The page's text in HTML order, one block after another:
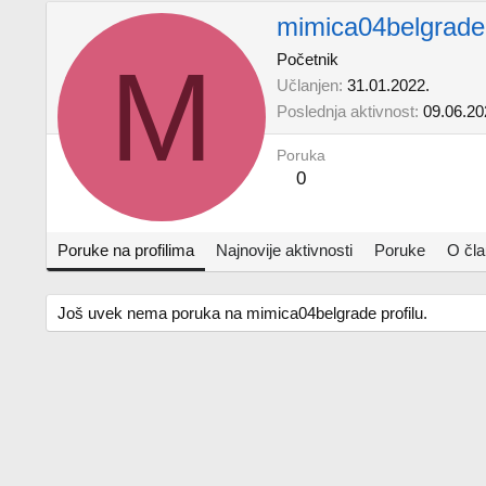
M
mimica04belgrade
Početnik
Učlanjen 31.01.2022.
Poslednja aktivnost
Poruka
0
Poruke na profilima Najnovije aktivnosti Poruke O
Još uvek nema poruka na mimica04belgrade profilu.